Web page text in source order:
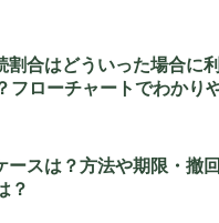
割合はどういった場合に
フローチャートでわかり
ースは？方法や期限・撤
？